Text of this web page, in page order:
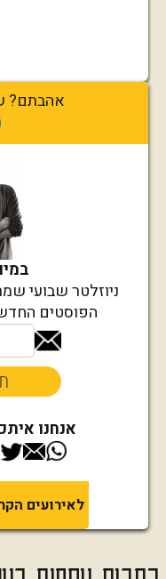
אהבתם?
ניוזלטר שבועי
הפוסטים
אנחנו
לאירועים